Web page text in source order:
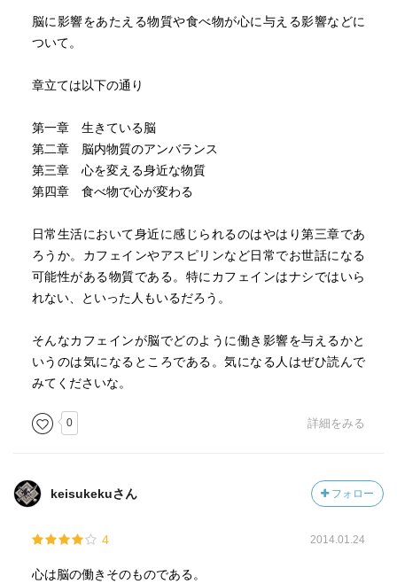
脳に影響をあたえる物質や食べ物が心に与える影響などに
ついて。
章立ては以下の通り
第一章 生きている脳
第二章 脳内物質のアンバランス
第三章 心を変える身近な物質
第四章 食べ物で心が変わる
日常生活において身近に感じられるのはやはり第三章であ
ろうか。カフェインやアスピリンなど日常でお世話になる
可能性がある物質である。特にカフェインはナシではいら
れない、といった人もいるだろう。
そんなカフェインが脳でどのように働き影響を与えるかと
いうのは気になるところである。気になる人はぜひ読んで
みてくださいな。
0 詳細をみる
keisukekuさん フォロー
4 2014.01.24
心は脳の働きそのものである。